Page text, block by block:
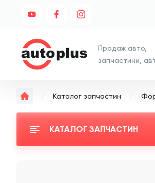
Продаж авто,
запчастини,
Каталог запчастин
КАТАЛОГ ЗАПЧАСТИН